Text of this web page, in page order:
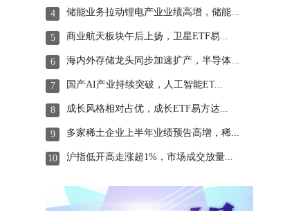
4 储能业务拉动锂电产业业绩高增，储能...
5 商业航天板块午后上扬，卫星ETF易...
6 海内外存储龙头同步加速扩产，半导体...
7 国产AI产业持续突破，人工智能ET...
8 成长风格相对占优，成长ETF易方达...
9 多家稀土企业上半年业绩预告高增，稀...
10 沪指低开高走涨超1%，市场成交放量...